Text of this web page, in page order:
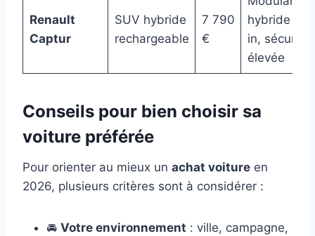
Renault
Captur
SUV hybride
rechargeable
7 790
€
hybride
in, sécurité
élevée
Conseils pour bien choisir sa
voiture préférée
Pour orienter au mieux un achat voiture en
2026, plusieurs critères sont à considérer :
🚘 Votre environnement : ville, campagne,